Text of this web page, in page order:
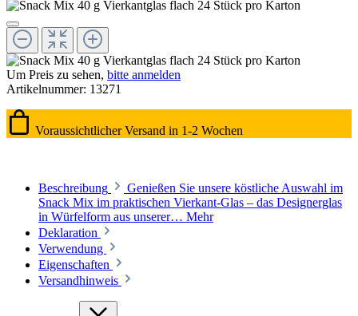
Um Preis zu sehen, bitte anmelden
Artikelnummer: 13271
Voraussichtlicher Versand in 1-2 Wochen
Beschreibung
Genießen Sie unsere köstliche Auswahl im
Snack Mix im praktischen Vierkant-Glas – das Designerglas
in Würfelform aus unserer… Mehr
Deklaration
Verwendung
Eigenschaften
Versandhinweis